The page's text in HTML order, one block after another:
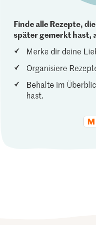
Finde alle Rezepte,
später gemerkt hast,
Merke dir deine
Organisiere
Behalte im
hast.